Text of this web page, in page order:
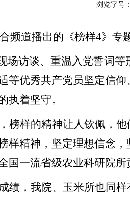
浏览字号：
频道播出的《榜样4》专
场访谈、重温入党誓词等
等优秀共产党员坚定信
执着坚守。
榜样的精神让人钦佩，
样精神，坚定理想信念
一流省级农业科研院所
绩，我院、玉米所也同